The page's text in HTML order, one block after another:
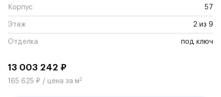
Корпус 57
Этаж 2 из 9
Отделка под ключ
13 003 242 ₽
165 625 ₽ / цена за м2